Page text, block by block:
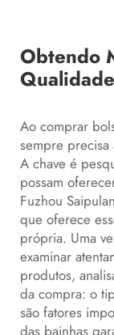
Obtendo
Ao comprar
sempre precisa
A chave é
possam
Fuzhou
que oferece
própria. Uma
examinar
produtos,
da compra: o
são fatores